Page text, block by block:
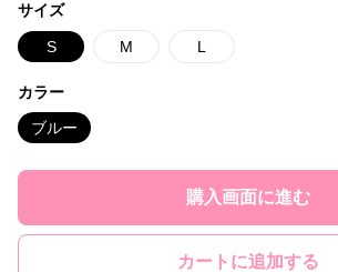
サイズ
S M L
カラー
ブルー
購入画面に進む
カートに追加する